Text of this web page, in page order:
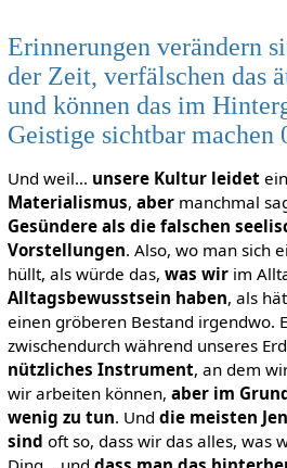
Erinnerungen verändern
der Zeit, verfälschen das
und können das im
Geistige sichtbar machen
Und weil… unsere Kultur leidet
Materialismus, abermanchmal
Gesündere als die falschen
Vorstellungen. Also, wo man sich
hüllt, als würde das, was wirim
Alltagsbewusstsein haben, als
einen gröberen Bestand irgendwo.
zwischendurch während unseres
nützliches Instrument, an dem
wir arbeiten können, aber im
wenig zu tun. Und die meisten
sind oft so, dass wir das alles, was